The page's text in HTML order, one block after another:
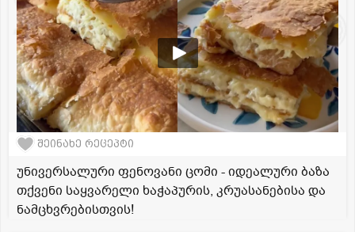
შეინახე რეცეპტი
უნივერსალური ფენოვანი ცომი - იდეალური ბაზა
თქვენი საყვარელი ხაჭაპურის, კრუასანებისა და
ნამცხვრებისთვის!